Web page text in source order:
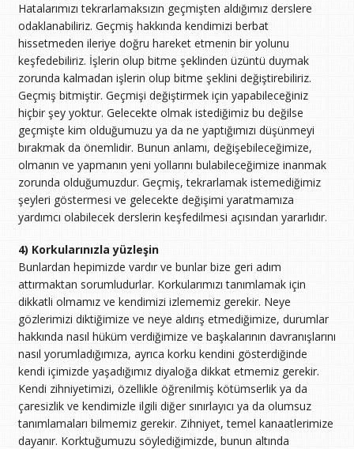
Hatalarımızı tekrarlamaksızın geçmişten aldığımız derslere
odaklanabiliriz. Geçmiş hakkında kendimizi berbat
hissetmeden ileriye doğru hareket etmenin bir yolunu
keşfedebiliriz. İşlerin olup bitme şeklinden üzüntü duymak
zorunda kalmadan işlerin olup bitme şeklini değiştirebiliriz.
Geçmiş bitmiştir. Geçmişi değiştirmek için yapabileceğiniz
hiçbir şey yoktur. Gelecekte olmak istediğimiz bu değilse
geçmişte kim olduğumuzu ya da ne yaptığımızı düşünmeyi
bırakmak da önemlidir. Bunun anlamı, değişebileceğimize,
olmanın ve yapmanın yeni yollarını bulabileceğimize inanmak
zorunda olduğumuzdur. Geçmiş, tekrarlamak istemediğimiz
şeyleri göstermesi ve gelecekte değişimi yaratmamıza
yardımcı olabilecek derslerin keşfedilmesi açısından yararlıdır.
4) Korkularınızla yüzleşin
Bunlardan hepimizde vardır ve bunlar bize geri adım
attırmaktan sorumludurlar. Korkularımızı tanımlamak için
dikkatli olmamız ve kendimizi izlememiz gerekir. Neye
gözlerimizi diktiğimize ve neye aldırış etmediğimize, durumlar
hakkında nasıl hüküm verdiğimize ve başkalarının davranışlarını
nasıl yorumladığımıza, ayrıca korku kendini gösterdiğinde
kendi içimizde yaşadığımız diyaloğa dikkat etmemiz gerekir.
Kendi zihniyetimizi, özellikle öğrenilmiş kötümserlik ya da
çaresizlik ve kendimizle ilgili diğer sınırlayıcı ya da olumsuz
tanımlamaları bilmemiz gerekir. Zihniyet, temel kanaatlerimize
dayanır. Korktuğumuzu söylediğimizde, bunun altında